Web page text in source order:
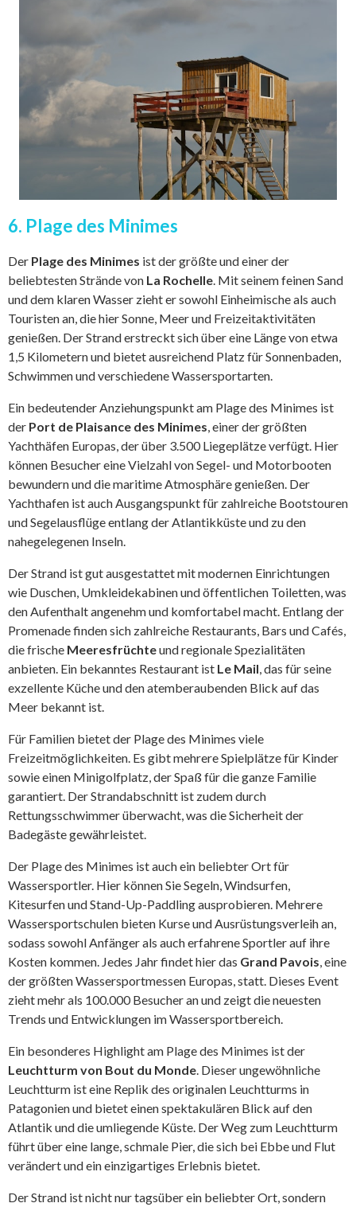
6. Plage des Minimes
Der Plage des Minimes ist der größte und einer der
beliebtesten Strände von La Rochelle. Mit seinem feinen Sand
und dem klaren Wasser zieht er sowohl Einheimische als auch
Touristen an, die hier Sonne, Meer und Freizeitaktivitäten
genießen. Der Strand erstreckt sich über eine Länge von etwa
1,5 Kilometern und bietet ausreichend Platz für Sonnenbaden,
Schwimmen und verschiedene Wassersportarten.
Ein bedeutender Anziehungspunkt am Plage des Minimes ist
der Port de Plaisance des Minimes, einer der größten
Yachthäfen Europas, der über 3.500 Liegeplätze verfügt. Hier
können Besucher eine Vielzahl von Segel- und Motorbooten
bewundern und die maritime Atmosphäre genießen. Der
Yachthafen ist auch Ausgangspunkt für zahlreiche Bootstouren
und Segelausflüge entlang der Atlantikküste und zu den
nahegelegenen Inseln.
Der Strand ist gut ausgestattet mit modernen Einrichtungen
wie Duschen, Umkleidekabinen und öffentlichen Toiletten, was
den Aufenthalt angenehm und komfortabel macht. Entlang der
Promenade finden sich zahlreiche Restaurants, Bars und Cafés,
die frische Meeresfrüchteund regionale Spezialitäten
anbieten. Ein bekanntes Restaurant ist Le Mail, das für seine
exzellente Küche und den atemberaubenden Blick auf das
Meer bekannt ist.
Für Familien bietet der Plage des Minimes viele
Freizeitmöglichkeiten. Es gibt mehrere Spielplätze für Kinder
sowie einen Minigolfplatz, der Spaß für die ganze Familie
garantiert. Der Strandabschnitt ist zudem durch
Rettungsschwimmer überwacht, was die Sicherheit der
Badegäste gewährleistet.
Der Plage des Minimes ist auch ein beliebter Ort für
Wassersportler. Hier können Sie Segeln, Windsurfen,
Kitesurfen und Stand-Up-Paddling ausprobieren. Mehrere
Wassersportschulen bieten Kurse und Ausrüstungsverleih an,
sodass sowohl Anfänger als auch erfahrene Sportler auf ihre
Kosten kommen. Jedes Jahr findet hier das Grand Pavois, eine
der größten Wassersportmessen Europas, statt. Dieses Event
zieht mehr als 100.000 Besucher an und zeigt die neuesten
Trends und Entwicklungen im Wassersportbereich.
Ein besonderes Highlight am Plage des Minimes ist der
Leuchtturm von Bout du Monde. Dieser ungewöhnliche
Leuchtturm ist eine Replik des originalen Leuchtturms in
Patagonien und bietet einen spektakulären Blick auf den
Atlantik und die umliegende Küste. Der Weg zum Leuchtturm
führt über eine lange, schmale Pier, die sich bei Ebbe und Flut
verändert und ein einzigartiges Erlebnis bietet.
Der Strand ist nicht nur tagsüber ein beliebter Ort, sondern